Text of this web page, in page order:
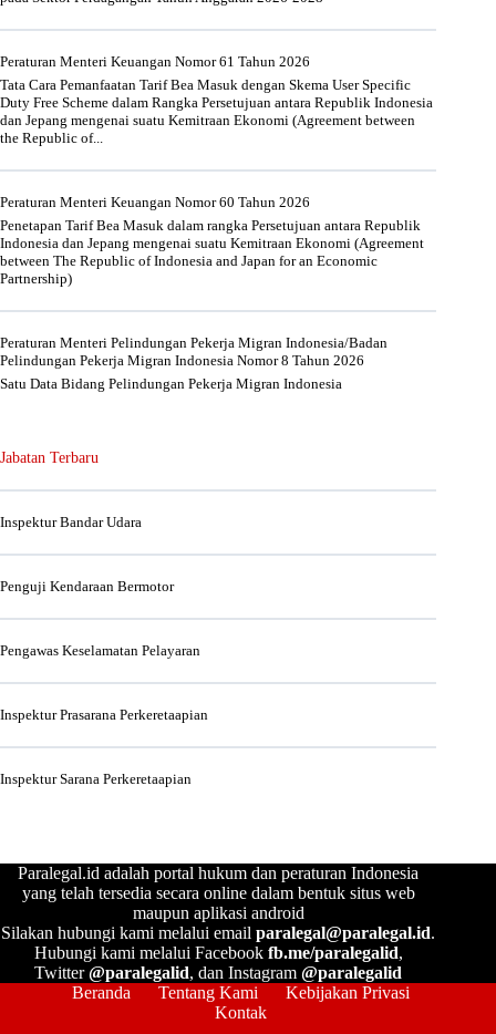
Peraturan Menteri Keuangan Nomor 61 Tahun 2026
Tata Cara Pemanfaatan Tarif Bea Masuk dengan Skema User Specific
Duty Free Scheme dalam Rangka Persetujuan antara Republik Indonesia
dan Jepang mengenai suatu Kemitraan Ekonomi (Agreement between
the Republic of...
Peraturan Menteri Keuangan Nomor 60 Tahun 2026
Penetapan Tarif Bea Masuk dalam rangka Persetujuan antara Republik
Indonesia dan Jepang mengenai suatu Kemitraan Ekonomi (Agreement
between The Republic of Indonesia and Japan for an Economic
Partnership)
Peraturan Menteri Pelindungan Pekerja Migran Indonesia/Badan
Pelindungan Pekerja Migran Indonesia Nomor 8 Tahun 2026
Satu Data Bidang Pelindungan Pekerja Migran Indonesia
Jabatan Terbaru
Inspektur Bandar Udara
Penguji Kendaraan Bermotor
Pengawas Keselamatan Pelayaran
Inspektur Prasarana Perkeretaapian
Inspektur Sarana Perkeretaapian
Paralegal.id adalah portal hukum dan peraturan Indonesia
yang telah tersedia secara online dalam bentuk situs web
maupun aplikasi android
Silakan hubungi kami melalui emailparalegal@paralegal.id.
Hubungi kami melalui Facebook fb.me/paralegalid,
Twitter@paralegalid, dan Instagram@paralegalid
Beranda
Tentang Kami
Kebijakan Privasi
Kontak